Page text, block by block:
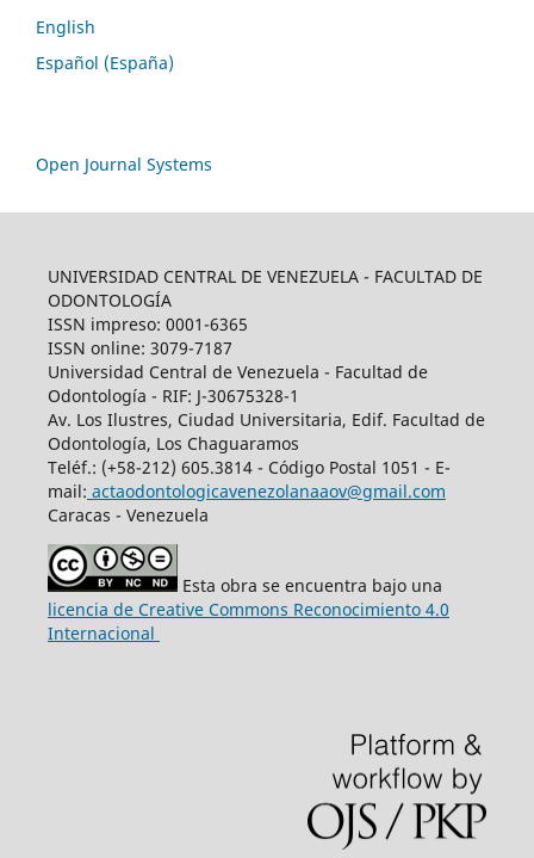
English
Español (España)
Open Journal Systems
UNIVERSIDAD CENTRAL DE VENEZUELA - FACULTAD DE
ODONTOLOGÍA
ISSN impreso: 0001-6365
ISSN online: 3079-7187
Universidad Central de Venezuela - Facultad de
Odontología - RIF: J-30675328-1
Av. Los Ilustres, Ciudad Universitaria, Edif. Facultad de
Odontología, Los Chaguaramos
Teléf.: (+58-212) 605.3814 - Código Postal 1051 - E-
mail: actaodontologicavenezolanaaov@gmail.com
Caracas - Venezuela
Esta obra se encuentra bajo una
licencia de Creative Commons Reconocimiento 4.0
Internacional